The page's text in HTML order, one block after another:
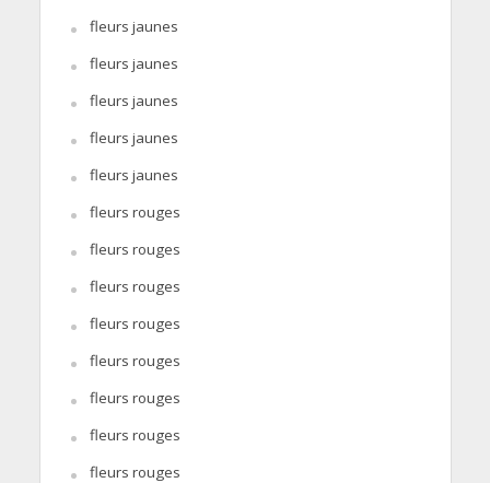
fleurs jaunes
fleurs jaunes
fleurs jaunes
fleurs jaunes
fleurs jaunes
fleurs rouges
fleurs rouges
fleurs rouges
fleurs rouges
fleurs rouges
fleurs rouges
fleurs rouges
fleurs rouges